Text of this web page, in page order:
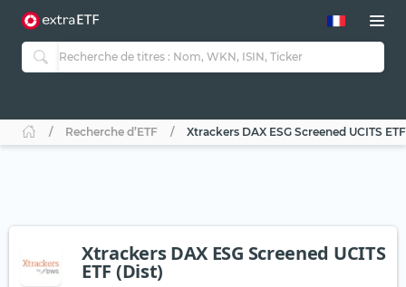
Recherche d’ETF Xtrackers DAX ESG Screened UCITS
Xtrackers DAX ESG Screened UCITS
ETF (Dist)